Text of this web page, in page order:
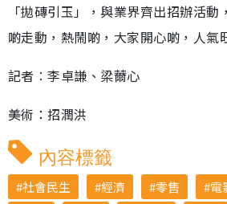
「拋磚引玉」，與業界齊出招辦活
啲走動，熱鬧啲，大家開心啲，人氣
記者︰李卓謙、梁薾心
美術：招潤洪
內容標籤
社會民生 經濟 零售 電